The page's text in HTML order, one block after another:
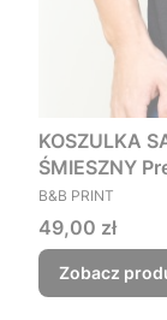
KOSZULKA
ŚMIESZNY
Czego
PRODUCENT
B&B PRINT
Cena
49,00 zł
Zobacz